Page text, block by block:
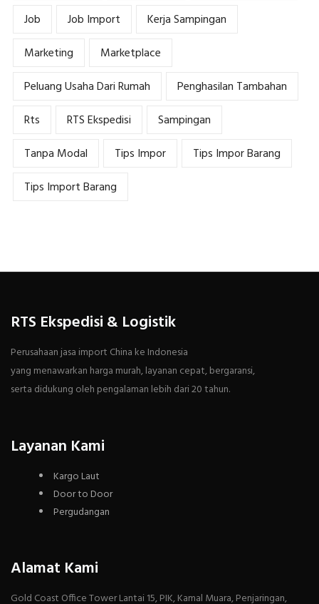
Job
Job Import
Kerja Sampingan
Marketing
Marketplace
Peluang Usaha Dari Rumah
Penghasilan Tambahan
Rts
RTS Ekspedisi
Sampingan
Tanpa Modal
Tips Impor
Tips Impor Barang
Tips Import Barang
RTS Ekspedisi & Logistik
Perusahaan jasa import China ke Indonesia
yang menawarkan harga murah, layanan cepat, bergaransi,
serta didukung oleh pengalaman lebih dari 20 tahun.
Layanan Kami
Kargo Laut
Door to Door
Pergudangan
Alamat Kami
Gold Coast Office Tower Lantai 15, PIK, Kamal Muara, Penjaringan,